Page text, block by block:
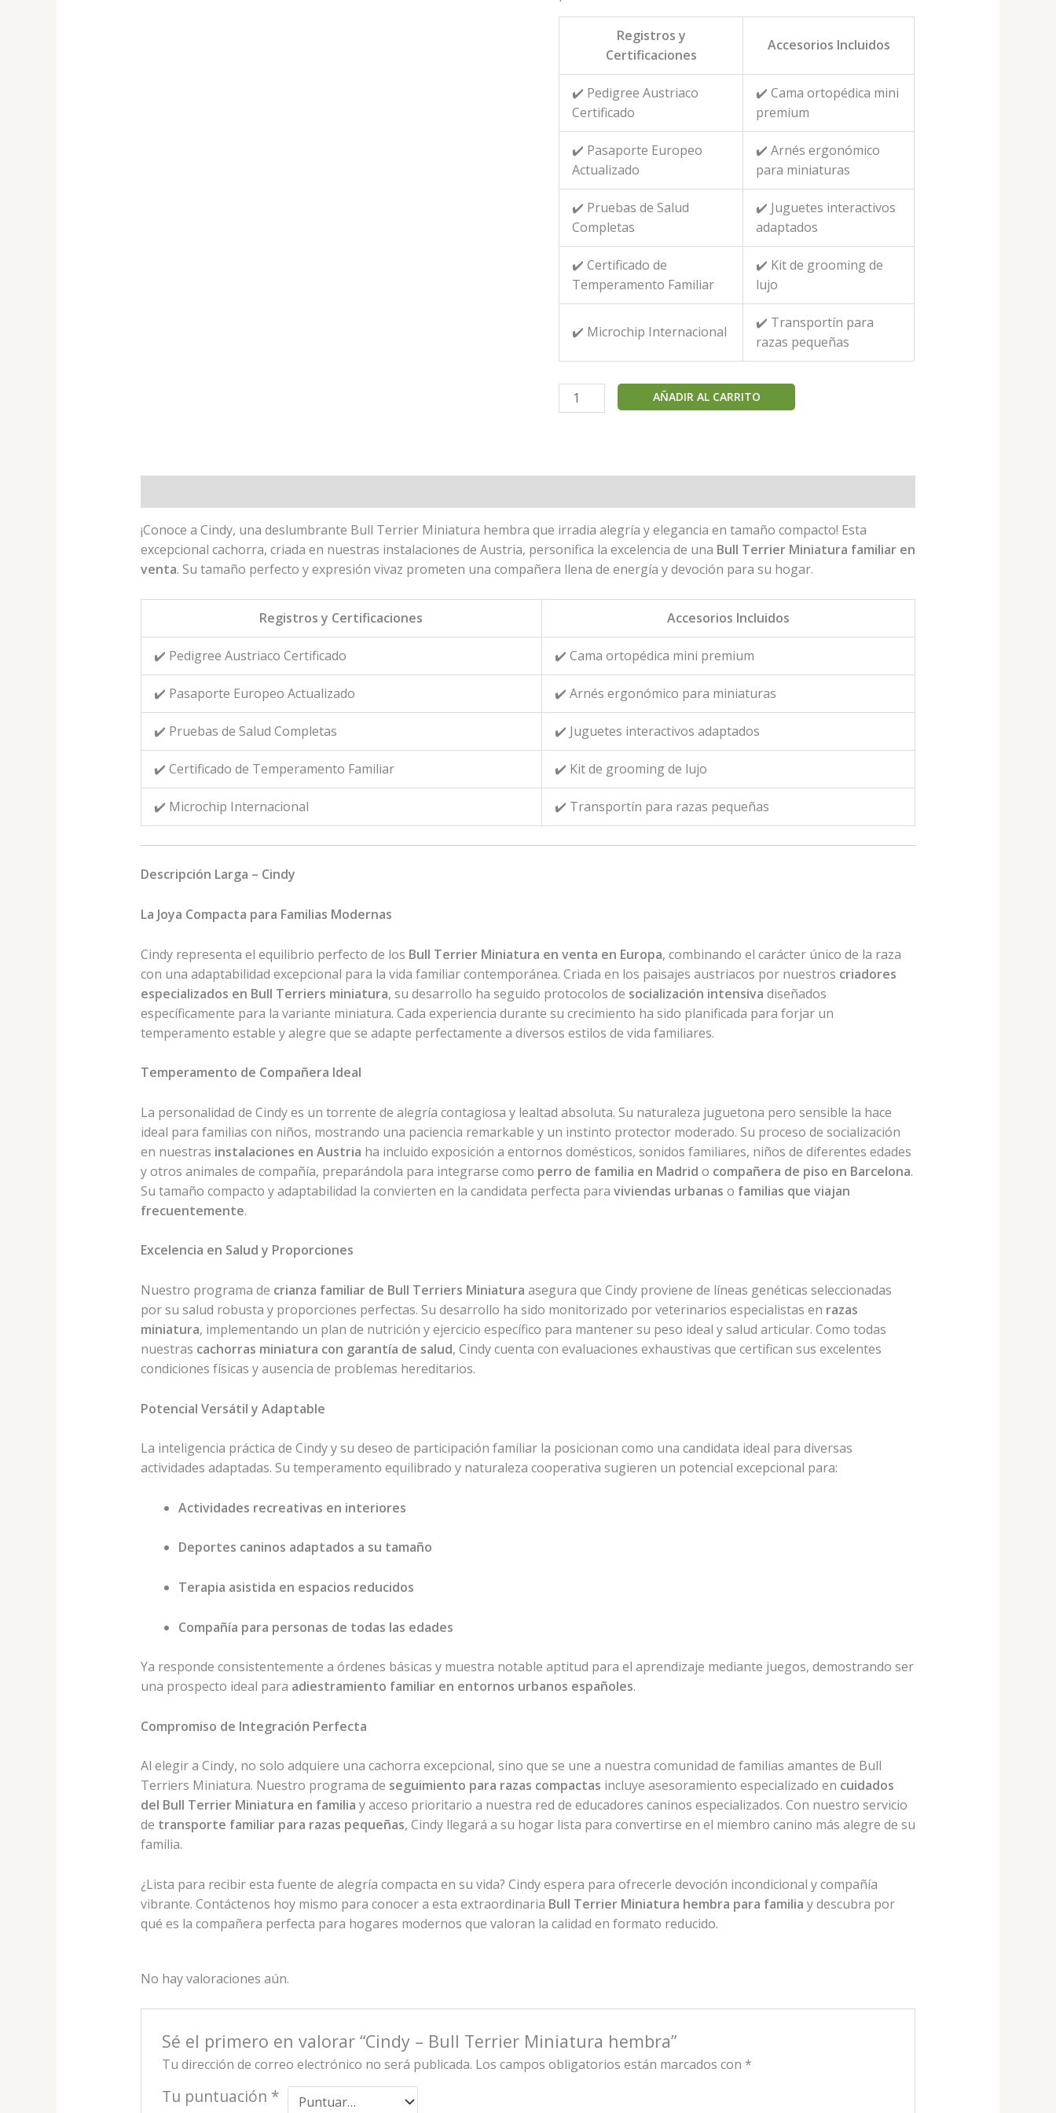
Registros y
Certificaciones
Accesorios Incluidos
✔️ Pedigree Austriaco
Certificado
✔️ Cama ortopédica mini
premium
✔️ Pasaporte Europeo
Actualizado
✔️ Arnés ergonómico
para miniaturas
✔️ Pruebas de Salud
Completas
✔️ Juguetes interactivos
adaptados
✔️ Certificado de
Temperamento Familiar
✔️ Kit de grooming de
lujo
✔️ Microchip Internacional
✔️ Transportín para
razas pequeñas
Cindy
-
cantidad
AÑADIR AL CARRITO
¡Conoce a Cindy, una deslumbrante Bull Terrier Miniatura hembra que irradia alegría y elegancia en tamaño compacto! Esta
excepcional cachorra, criada en nuestras instalaciones de Austria, personifica la excelencia de una Bull Terrier Miniatura familiar en
venta. Su tamaño perfecto y expresión vivaz prometen una compañera llena de energía y devoción para su hogar.
Registros y Certificaciones Accesorios Incluidos
✔️ Pedigree Austriaco Certificado ✔️ Cama ortopédica mini premium
✔️ Pasaporte Europeo Actualizado ✔️ Arnés ergonómico para miniaturas
✔️ Pruebas de Salud Completas ✔️ Juguetes interactivos adaptados
✔️ Certificado de Temperamento Familiar ✔️ Kit de grooming de lujo
✔️ Microchip Internacional ✔️ Transportín para razas pequeñas
Descripción Larga – Cindy
La Joya Compacta para Familias Modernas
Cindy representa el equilibrio perfecto de los Bull Terrier Miniatura en venta en Europa, combinando el carácter único de la raza
con una adaptabilidad excepcional para la vida familiar contemporánea. Criada en los paisajes austriacos por nuestros criadores
especializados en Bull Terriers miniatura, su desarrollo ha seguido protocolos de socialización intensiva diseñados
específicamente para la variante miniatura. Cada experiencia durante su crecimiento ha sido planificada para forjar un
temperamento estable y alegre que se adapte perfectamente a diversos estilos de vida familiares.
Temperamento de Compañera Ideal
La personalidad de Cindy es un torrente de alegría contagiosa y lealtad absoluta. Su naturaleza juguetona pero sensible la hace
ideal para familias con niños, mostrando una paciencia remarkable y un instinto protector moderado. Su proceso de socialización
en nuestras instalaciones en Austria ha incluido exposición a entornos domésticos, sonidos familiares, niños de diferentes edades
y otros animales de compañía, preparándola para integrarse como perro de familia en Madrid o compañera de piso en Barcelona.
Su tamaño compacto y adaptabilidad la convierten en la candidata perfecta para viviendas urbanas o familias que viajan
frecuentemente.
Excelencia en Salud y Proporciones
Nuestro programa de crianza familiar de Bull Terriers Miniatura asegura que Cindy proviene de líneas genéticas seleccionadas
por su salud robusta y proporciones perfectas. Su desarrollo ha sido monitorizado por veterinarios especialistas en razas
miniatura, implementando un plan de nutrición y ejercicio específico para mantener su peso ideal y salud articular. Como todas
nuestras cachorras miniatura con garantía de salud, Cindy cuenta con evaluaciones exhaustivas que certifican sus excelentes
condiciones físicas y ausencia de problemas hereditarios.
Potencial Versátil y Adaptable
La inteligencia práctica de Cindy y su deseo de participación familiar la posicionan como una candidata ideal para diversas
actividades adaptadas. Su temperamento equilibrado y naturaleza cooperativa sugieren un potencial excepcional para:
Actividades recreativas en interiores
Deportes caninos adaptados a su tamaño
Terapia asistida en espacios reducidos
Compañía para personas de todas las edades
Ya responde consistentemente a órdenes básicas y muestra notable aptitud para el aprendizaje mediante juegos, demostrando ser
una prospecto ideal para adiestramiento familiar en entornos urbanos españoles.
Compromiso de Integración Perfecta
Al elegir a Cindy, no solo adquiere una cachorra excepcional, sino que se une a nuestra comunidad de familias amantes de Bull
Terriers Miniatura. Nuestro programa de seguimiento para razas compactas incluye asesoramiento especializado en cuidados
del Bull Terrier Miniatura en familia y acceso prioritario a nuestra red de educadores caninos especializados. Con nuestro servicio
de transporte familiar para razas pequeñas, Cindy llegará a su hogar lista para convertirse en el miembro canino más alegre de su
familia.
¿Lista para recibir esta fuente de alegría compacta en su vida? Cindy espera para ofrecerle devoción incondicional y compañía
vibrante. Contáctenos hoy mismo para conocer a esta extraordinaria Bull Terrier Miniatura hembra para familia y descubra por
qué es la compañera perfecta para hogares modernos que valoran la calidad en formato reducido.
No hay valoraciones aún.
Sé el primero en valorar “Cindy – Bull Terrier Miniatura hembra”
Tu dirección de correo electrónico no será publicada. Los campos obligatorios están marcados con *
Tu puntuación *